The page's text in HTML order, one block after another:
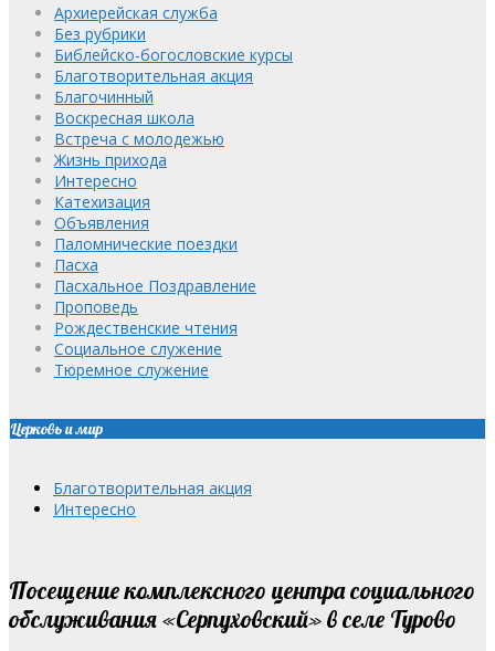
Архиерейская служба
Без рубрики
Библейско-богословские курсы
Благотворительная акция
Благочинный
Воскресная школа
Встреча с молодежью
Жизнь прихода
Интересно
Катехизация
Объявления
Паломнические поездки
Пасха
Пасхальное Поздравление
Проповедь
Рождественские чтения
Социальное служение
Тюремное служение
Церковь и мир
Благотворительная акция
Интересно
Посещение комплексного центра социального
обслуживания «Серпуховский» в селе Турово